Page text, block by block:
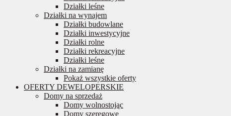
Działki leśne
Działki na wynajem
Działki budowlane
Działki inwestycyjne
Działki rolne
Działki rekreacyjne
Działki leśne
Działki na zamianę
Pokaż wszystkie oferty
OFERTY DEWELOPERSKIE
Domy na sprzedaż
Domy wolnostojąc
Domy szeregowe